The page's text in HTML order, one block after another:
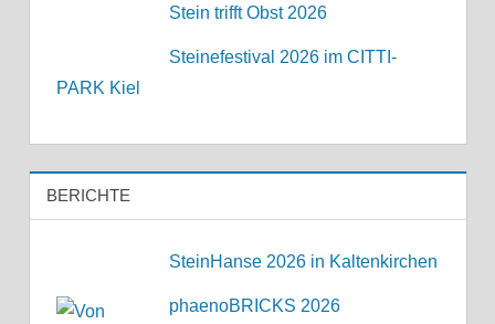
Stein trifft Obst 2026
Steinefestival 2026 im CITTI-
PARK Kiel
BERICHTE
SteinHanse 2026 in Kaltenkirchen
phaenoBRICKS 2026